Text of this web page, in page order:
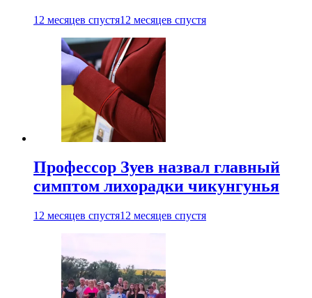
12 месяцев спустя12 месяцев спустя
Профессор Зуев назвал главный
симптом лихорадки чикунгунья
12 месяцев спустя12 месяцев спустя